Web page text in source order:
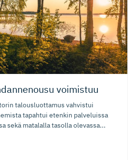
voimistuu
talousluottamus vahvistui
tapahtui etenkin palveluissa
sekä matalalla tasolla olevassa...